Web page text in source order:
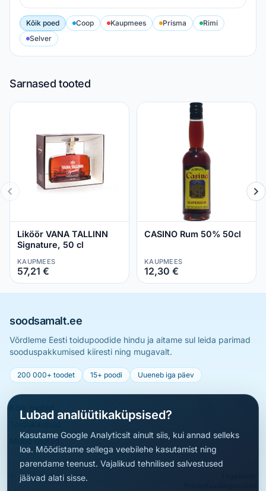
Kõik poed Coop Kaupmees Prisma
Rimi
Selver
Sarnased tooted
Liköör VANA TALLINN
Signature, 50 cl
KAUPMEES
57,21 €
CASINO Rum 50% 50cl
KAUPMEES
12,30 €
soodsamalt.ee
Võrdleme Eesti toidupoodide hindu ja aitame sul leida parimad
sooduspakkumised kiiresti ning mugavalt.
200 000+ toodet 15+ poodi Uueneb iga päev
Muud tooted
© 2026 soodsamalt.ee
Lubad analüütikaküpsised?
Kasutame Google Analyticsit ainult siis, kui annad selleks
loa. Mõõdistame sellega veebilehe kasutamist ning
parendame teenust. Vajalikud tehnilised salvestused
jäävad alati sisse.